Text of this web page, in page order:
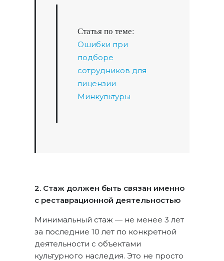
Статья по теме:
Ошибки при
подборе
сотрудников для
лицензии
Минкультуры
2. Стаж должен быть связан именно
с реставрационной деятельностью
Минимальный стаж — не менее 3 лет
за последние 10 лет по конкретной
деятельности с объектами
культурного наследия. Это не просто